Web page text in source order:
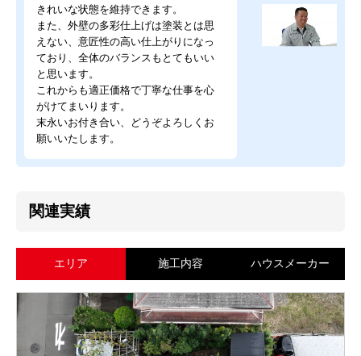
きれいな状態を維持できます。
また、外壁の多彩仕上げは塗装とは思
えない、意匠性の高い仕上がりになっ
ており、全体のバランスもとてもいい
と思います。
これからも適正価格で丁寧な仕事を心
がけてまいります。
末永いお付き合い、どうぞよろしくお
願いいたします。
関連実績
エリア 施工内容 ハウスメーカー